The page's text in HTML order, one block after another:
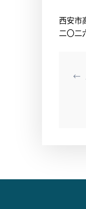
西安市
二〇二